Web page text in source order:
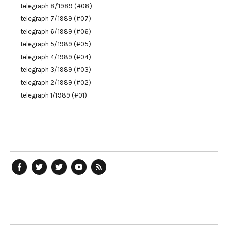
telegraph 8/1989 (#08)
telegraph 7/1989 (#07)
telegraph 6/1989 (#06)
telegraph 5/1989 (#05)
telegraph 4/1989 (#04)
telegraph 3/1989 (#03)
telegraph 2/1989 (#02)
telegraph 1/1989 (#01)